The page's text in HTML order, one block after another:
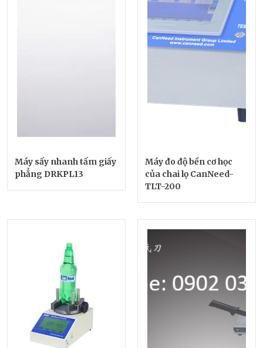
Máy sấy nhanh tấm giấy
phẳng DRKPL13
Máy đo độ bền cơ học
của chai lọ CanNeed-
TLT-200